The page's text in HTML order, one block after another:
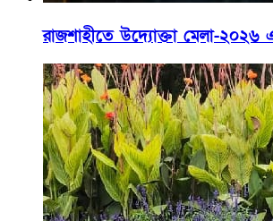
রাজশাহীতে উদ্যোক্তা মেলা-২০২৬